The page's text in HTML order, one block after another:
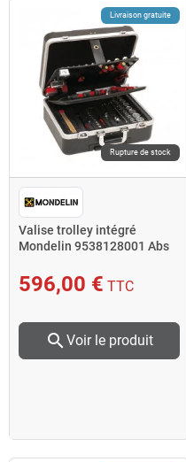
Livraison gratuite
Rupture de stock
Valise trolley intégré
Mondelin 9538128001 Abs
596,00 € TTC
search Voir le produit